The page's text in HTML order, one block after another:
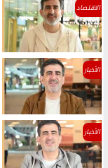
الاقتصاد
الأخبار
الأخبار